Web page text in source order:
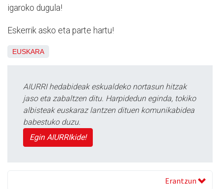
igaroko dugula!
Eskerrik asko eta parte hartu!
EUSKARA
AIURRI hedabideak eskualdeko nortasun hitzak
jaso eta zabaltzen ditu. Harpidedun eginda, tokiko
albisteak euskaraz lantzen dituen komunikabidea
babestuko duzu.
Egin AIURRIkide!
Erantzun